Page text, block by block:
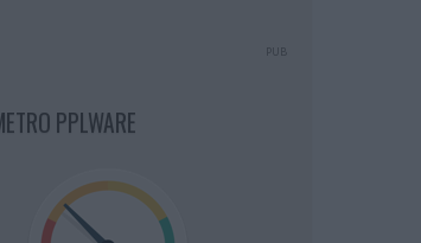
PUB
PPLWARE